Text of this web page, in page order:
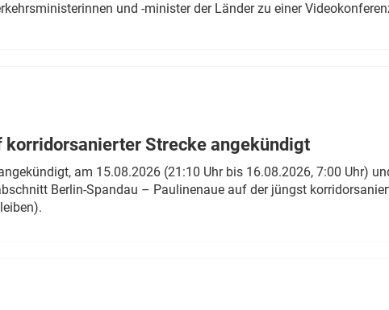
und -minister der Länder zu einer
korridorsanierter Strecke angekündigt
am 15.08.2026 (21:10 Uhr bis 16.08.2026, 7:00 Uhr)
Berlin-Spandau – Paulinenaue auf der jüngst